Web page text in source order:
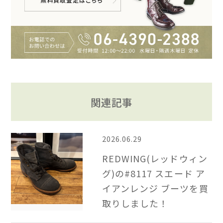
関連記事
2026.06.29
REDWING(レッドウィン
グ)の#8117 スエード ア
イアンレンジ ブーツを買
取りしました！